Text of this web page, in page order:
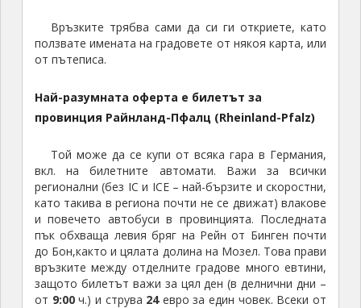
Връзките трябва сами да си ги откриете, като
ползвате имената на градовете от някоя карта, или
от пътеписа.
Най-разумната оферта е билетът за
провинция Райнланд-Пфалц (Rheinland-Pfalz)
Той може да се купи от всяка гара в Германия,
вкл. на билетните автомати. Важи за всички
регионални (без IC и ICE – най-бързите и скоростни,
като такива в региона почти не се движат) влакове
и повечето автобуси в провинцията. Последната
пък обхваща левия бряг на Рейн от Бинген почти
до Бон,както и цялата долина на Мозел. Това прави
връзките между отделните градове много евтини,
защото билетът важи за цял ден (в делнични дни –
от 9:00ч.) и струва 24евро за един човек. Всеки от